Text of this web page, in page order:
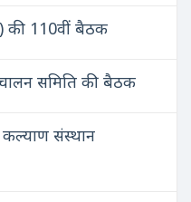
की 110वीं बैठक
समिति की बैठक
कल्याण संस्थान